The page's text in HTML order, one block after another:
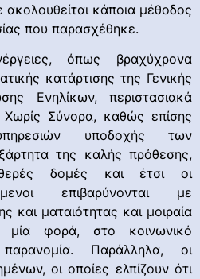
ακολουθείται κάποια μέθοδος
που παρασχέθηκε.
όπως βραχύχρονα
κατάρτισης της Γενικής
Ενηλίκων, περιστασιακά
Χωρίς Σύνορα, καθώς επίσης
υποδοχής των
της καλής πρόθεσης,
δομές και έτσι οι
επιβαρύνονται με
και ματαιότητας και μοιραία
μία φορά, στο κοινωνικό
Παράλληλα, οι
οι οποίες ελπίζουν ότι